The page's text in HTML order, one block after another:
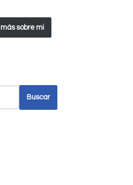
más sobre mi
Buscar